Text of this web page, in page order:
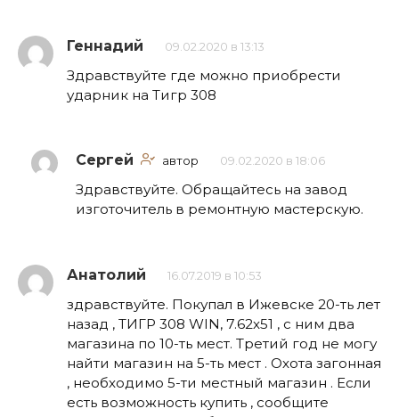
Геннадий 09.02.2020 в 13:13
Здравствуйте где можно приобрести
ударник на Тигр 308
Сергей автор 09.02.2020 в 18:06
Здравствуйте. Обращайтесь на завод
изготочитель в ремонтную мастерскую.
Анатолий 16.07.2019 в 10:53
здравствуйте. Покупал в Ижевске 20-ть лет
назад , ТИГР 308 WIN, 7.62х51 , с ним два
магазина по 10-ть мест. Третий год не могу
найти магазин на 5-ть мест . Охота загонная
, необходимо 5-ти местный магазин . Если
есть возможность купить , сообщите